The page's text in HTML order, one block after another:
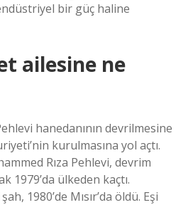
bir güç haline
ailesine ne
hanedanının devrilmesine
kurulmasına yol açtı.
Rıza Pehlevi, devrim
1979’da ülkeden kaçtı.
1980’de Mısır’da öldü. Eşi